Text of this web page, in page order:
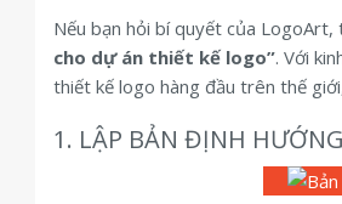
Nếu bạn hỏi bí quyết của LogoArt,
cho dự án thiết kế logo”. Với
thiết kế logo hàng đầu trên thế
1. LẬP BẢN ĐỊNH